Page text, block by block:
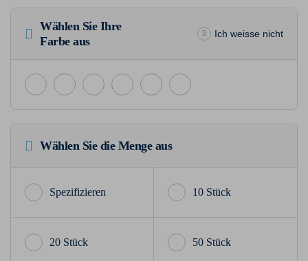
Wählen Sie Ihre
Farbe aus
Ich weisse nicht
Wählen Sie die Menge aus
10 Stück
20 Stück 50 Stück